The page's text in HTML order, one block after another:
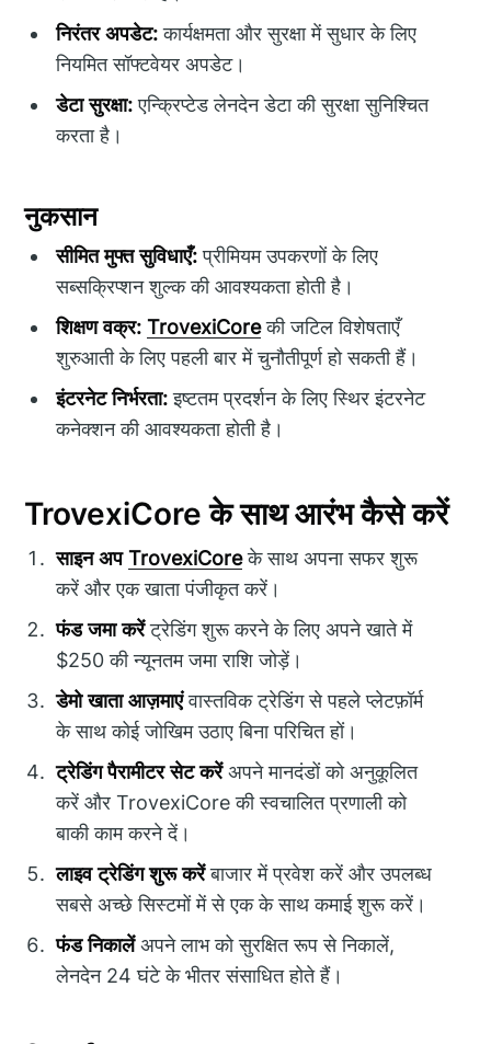
निरंतर अपडेट:कार्यक्षमता और सुरक्षा में सुधार के लिए
नियमित सॉफ्टवेयर अपडेट।
डेटा सुरक्षा:एन्क्रिप्टेड लेनदेन डेटा की सुरक्षा सुनिश्चित
करता है।
नुकसान
सीमित मुफ्त सुविधाएँ:प्रीमियम उपकरणों के लिए
सब्सक्रिप्शन शुल्क की आवश्यकता होती है।
शिक्षण वक्र: TrovexiCoreकी जटिल विशेषताएँ
शुरुआती के लिए पहली बार में चुनौतीपूर्ण हो सकती हैं।
इंटरनेट निर्भरता:इष्टतम प्रदर्शन के लिए स्थिर इंटरनेट
कनेक्शन की आवश्यकता होती है।
TrovexiCore के साथ आरंभ कैसे करें
साइन अप TrovexiCoreके साथ अपना सफर शुरू
करें और एक खाता पंजीकृत करें।
फंड जमा करेंट्रेडिंग शुरू करने के लिए अपने खाते में
$250 की न्यूनतम जमा राशि जोड़ें।
डेमो खाता आज़माएंवास्तविक ट्रेडिंग से पहले प्लेटफ़ॉर्म
के साथ कोई जोखिम उठाए बिना परिचित हों।
ट्रेडिंग पैरामीटर सेट करेंअपने मानदंडों को अनुकूलित
करें और TrovexiCore की स्वचालित प्रणाली को
बाकी काम करने दें।
लाइव ट्रेडिंग शुरू करेंबाजार में प्रवेश करें और उपलब्ध
सबसे अच्छे सिस्टमों में से एक के साथ कमाई शुरू करें।
फंड निकालेंअपने लाभ को सुरक्षित रूप से निकालें,
लेनदेन 24 घंटे के भीतर संसाधित होते हैं।